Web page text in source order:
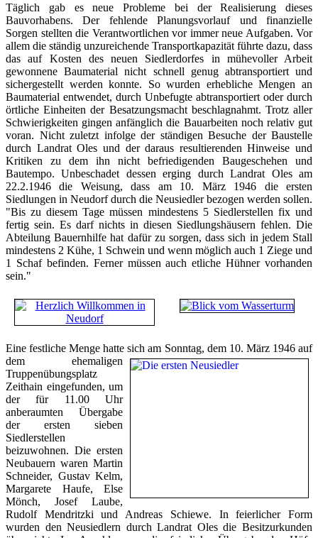
Täglich gab es neue Probleme bei der Realisierung dieses
Bauvorhabens. Der fehlende Planungsvorlauf und finanzielle
Sorgen stellten die Verantwortlichen vor immer neue Aufgaben. Vor
allem die ständig unzureichende Transportkapazität führte dazu, dass
das auf Kosten des neuen Siedlerdorfes in mühevoller Arbeit
gewonnene Baumaterial nicht schnell genug abtransportiert und
sichergestellt werden konnte. So wurden erhebliche Mengen an
Baumaterial entwendet, durch Unbefugte abtransportiert oder durch
örtliche Einheiten der Besatzungsmacht beschlagnahmt. Trotz aller
Schwierigkeiten gingen anfänglich die Bauarbeiten noch relativ gut
voran. Nicht zuletzt infolge der ständigen Besuche der Baustelle
durch Landrat Oles und der daraus resultierenden Hinweise und
Kritiken zu dem ihn nicht befriedigenden Baugeschehen und
Bautempo. Unbeschadet dessen erging durch Landrat Oles am
22.2.1946 die Weisung, dass am 10. März 1946 die ersten
Siedlungen in Neudorf durch die Neusiedler bezogen werden sollen.
"Bis zu diesem Tage müssen mindestens 5 Siedlerstellen fix und
fertig sein. Es darf nichts in diesen Siedlungshäusern fehlen. Die
Abteilung Bauernhilfe hat dafür zu sorgen, dass sich in jedem Stall
mindestens 2 Kühe, 1 Schwein und wenn möglich auch 1 Ziege und
1 Schaf befinden. Ferner müssen auch etliche Hühner vorhanden
sein."
Eine festliche Menge hatte sich am Sonntag, dem10. März 1946 auf
dem ehemaligen
Truppenübungsplatz
Zeithain eingefunden, um
der für 11.00 Uhr
anberaumten Übergabe
der ersten sieben
Siedlerstellen
beizuwohnen. Die ersten
Neubauern waren Martin
Schneider, Gustav Kelm,
Margarete Haufe, Else
Mönch, Josef Laube,
Rudolf Mendritzki und Andreas Schiewe. In feierlicher Form
wurden den Neusiedlern durch Landrat Oles die Besitzurkunden